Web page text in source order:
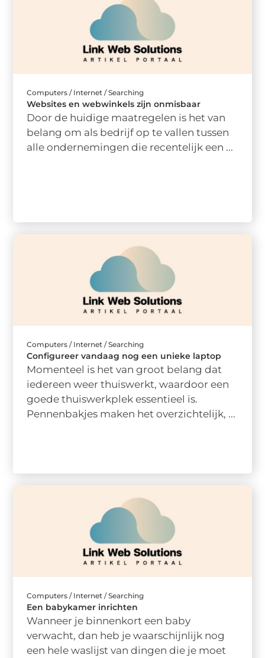
Computers / Internet / Searching
Websites en webwinkels zijn onmisbaar
Door de huidige maatregelen is het van
belang om als bedrijf op te vallen tussen
alle ondernemingen die recentelijk een ...
Computers / Internet / Searching
Configureer vandaag nog een unieke laptop
Momenteel is het van groot belang dat
iedereen weer thuiswerkt, waardoor een
goede thuiswerkplek essentieel is.
Pennenbakjes maken het overzichtelijk, ...
Computers / Internet / Searching
Een babykamer inrichten
Wanneer je binnenkort een baby
verwacht, dan heb je waarschijnlijk nog
een hele waslijst van dingen die je moet